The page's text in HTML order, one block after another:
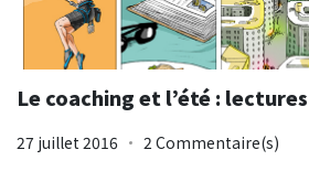
Le coaching et l’été :
27 juillet 2016 2 Commentaire(s)